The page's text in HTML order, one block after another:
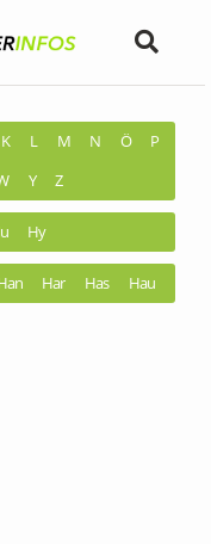
K L M N Ö
P
Y Z
Hy
Har Has Hau